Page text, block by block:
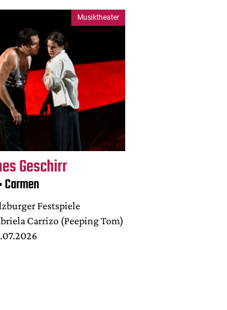
Musiktheater
Geschirr
Festspiele
Carrizo (Peeping Tom)